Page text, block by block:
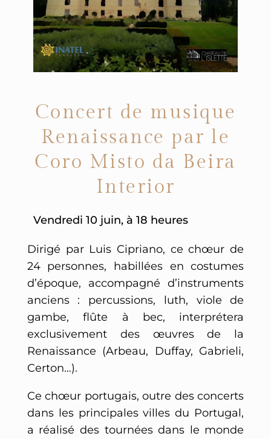
Concert de musique
Renaissance par le
Coro Misto da Beira
Interior
Vendredi 10 juin, à 18 heures
Dirigé par Luis Cipriano, ce chœur de
24 personnes, habillées en costumes
d’époque, accompagné d’instruments
anciens : percussions, luth, viole de
gambe, flûte à bec, interprétera
exclusivement des œuvres de la
Renaissance (Arbeau, Duffay, Gabrieli,
Certon…).
Ce chœur portugais, outre des concerts
dans les principales villes du Portugal,
a réalisé des tournées dans le monde